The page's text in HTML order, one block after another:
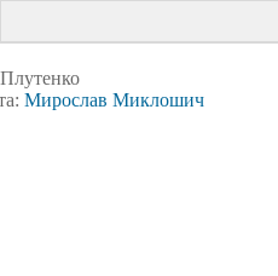
Мирослав Миклошич